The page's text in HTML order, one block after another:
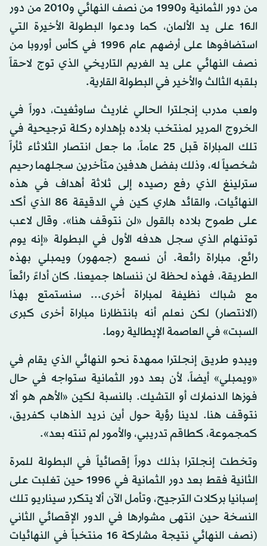
من دور الثمانية و1990 من نصف النهائي و2010 من دور
الـ16 على يد الألمان، كما ودعوا البطولة الأخيرة التي
استضافوها على أرضهم عام 1996 في كأس أوروبا من
نصف النهائي على يد الغريم التاريخي الذي توج لاحقاً
بلقبه الثالث والأخير في البطولة القارية.
ولعب مدرب إنجلترا الحالي غاريث ساوثغيت، دوراً في
الخروج المرير لمنتخب بلاده بإهداره ركلة ترجيحية في
تلك المباراة قبل 25 عاماً، ما جعل انتصار الثلاثاء ثأراً
شخصياً له، وذلك بفضل هدفين متأخرين سجلهما رحيم
سترلينغ الذي رفع رصيده إلى ثلاثة أهداف في هذه
النهائيات، والقائد هاري كين في الدقيقة 86 الذي أكد
على طموح بلاده بالقول «لن نتوقف هنا». وقال لاعب
توتنهام الذي سجل هدفه الأول في البطولة «إنه يوم
رائع، مباراة رائعة. أن نسمع (جمهور) ويمبلي بهذه
الطريقة، فهذه لحظة لن ننساها جميعنا. كان أداءً رائعاً
مع شباك نظيفة لمباراة أخرى... سنستمتع بهذا
(الانتصار) لكن نعلم أنه بانتظارنا مباراة أخرى كبرى
السبت» في العاصمة الإيطالية روما.
ويبدو طريق إنجلترا ممهدة نحو النهائي الذي يقام في
«ويمبلي» أيضاً، لأن بعد دور الثمانية ستواجه في حال
فوزها الدنمارك أو التشيك. بالنسبة لكين «الأهم هو ألا
نتوقف هنا. لدينا رؤية حول أين نريد الذهاب كفريق،
كمجموعة، كطاقم تدريبي، والأمور لم تنته بعد».
وتخطت إنجلترا بذلك دوراً إقصائياً في البطولة للمرة
الثانية فقط بعد دور الثمانية في 1996 حين تغلبت على
إسبانيا بركلات الترجيح، وتأمل الآن ألا يتكرر سيناريو تلك
النسخة حين انتهى مشوارها في الدور الإقصائي الثاني
(نصف النهائي نتيجة مشاركة 16 منتخباً في النهائيات